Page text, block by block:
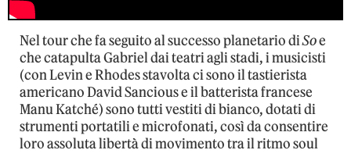
Nel tour che fa seguito al successo planetario diSoe
che catapulta Gabriel dai teatri agli stadi, i musicisti
(con Levin e Rhodes stavolta ci sono il tastierista
americano David Sancious e il batterista francese
Manu Katché) sono tutti vestiti di bianco, dotati di
strumenti portatili e microfonati, così da consentire
loro assoluta libertà di movimento tra il ritmo soul